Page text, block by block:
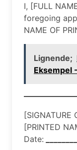
I, [FULL
foregoing
NAME OF
Lignende;
Eksempel
[SIGNATURE
[PRINTED
Date: